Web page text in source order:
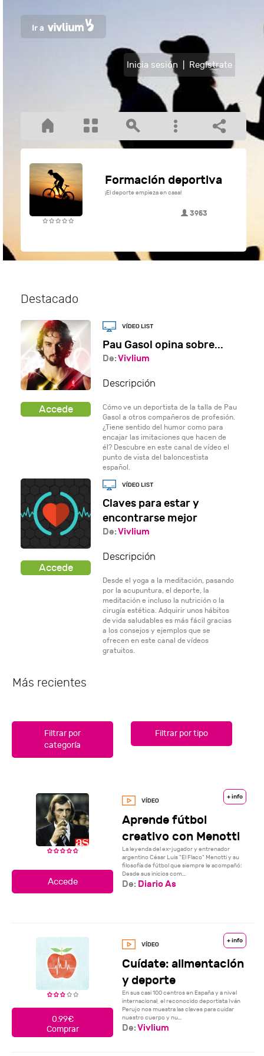
Inicia sesión Regístrate
Formación deportiva
¡El deporte empieza en casa!
3953
Destacado
Pau Gasol opina sobre...
De:Vivlium
Descripción
Cómo ve un deportista de la talla de Pau
Gasol a otros compañeros de profesión.
¿Tiene sentido del humor como para
encajar las imitaciones que hacen de
él? Descubre en este canal de vídeo el
punto de vista del baloncestista
español.
Claves para estar y
encontrarse mejor
De:Vivlium
Descripción
Desde el yoga a la meditación, pasando
por la acupuntura, el deporte, la
meditación e incluso la nutrición o la
cirugía estética. Adquirir unos hábitos
de vida saludables es más fácil gracias
a los consejos y ejemplos que se
ofrecen en este canal de vídeos
gratuitos.
Más recientes
Filtrar por
categoría
Filtrar por tipo
+ info
Aprende fútbol
creativo con Menotti
La leyenda del ex-jugador y entrenador
argentino César Luis "El Flaco" Menotti y su
filosofía de fútbol que siempre le acompañó:
Desde sus inicios com...
De: Diario As
0.99€
Comprar
+ info
Cuídate: alimentación
y deporte
En sus casi 100 centros en España y a nivel
internacional, el reconocido deportista Iván
Perujo nos muestra las claves para cuidar
nuestro cuerpo y nu...
De:Vivlium